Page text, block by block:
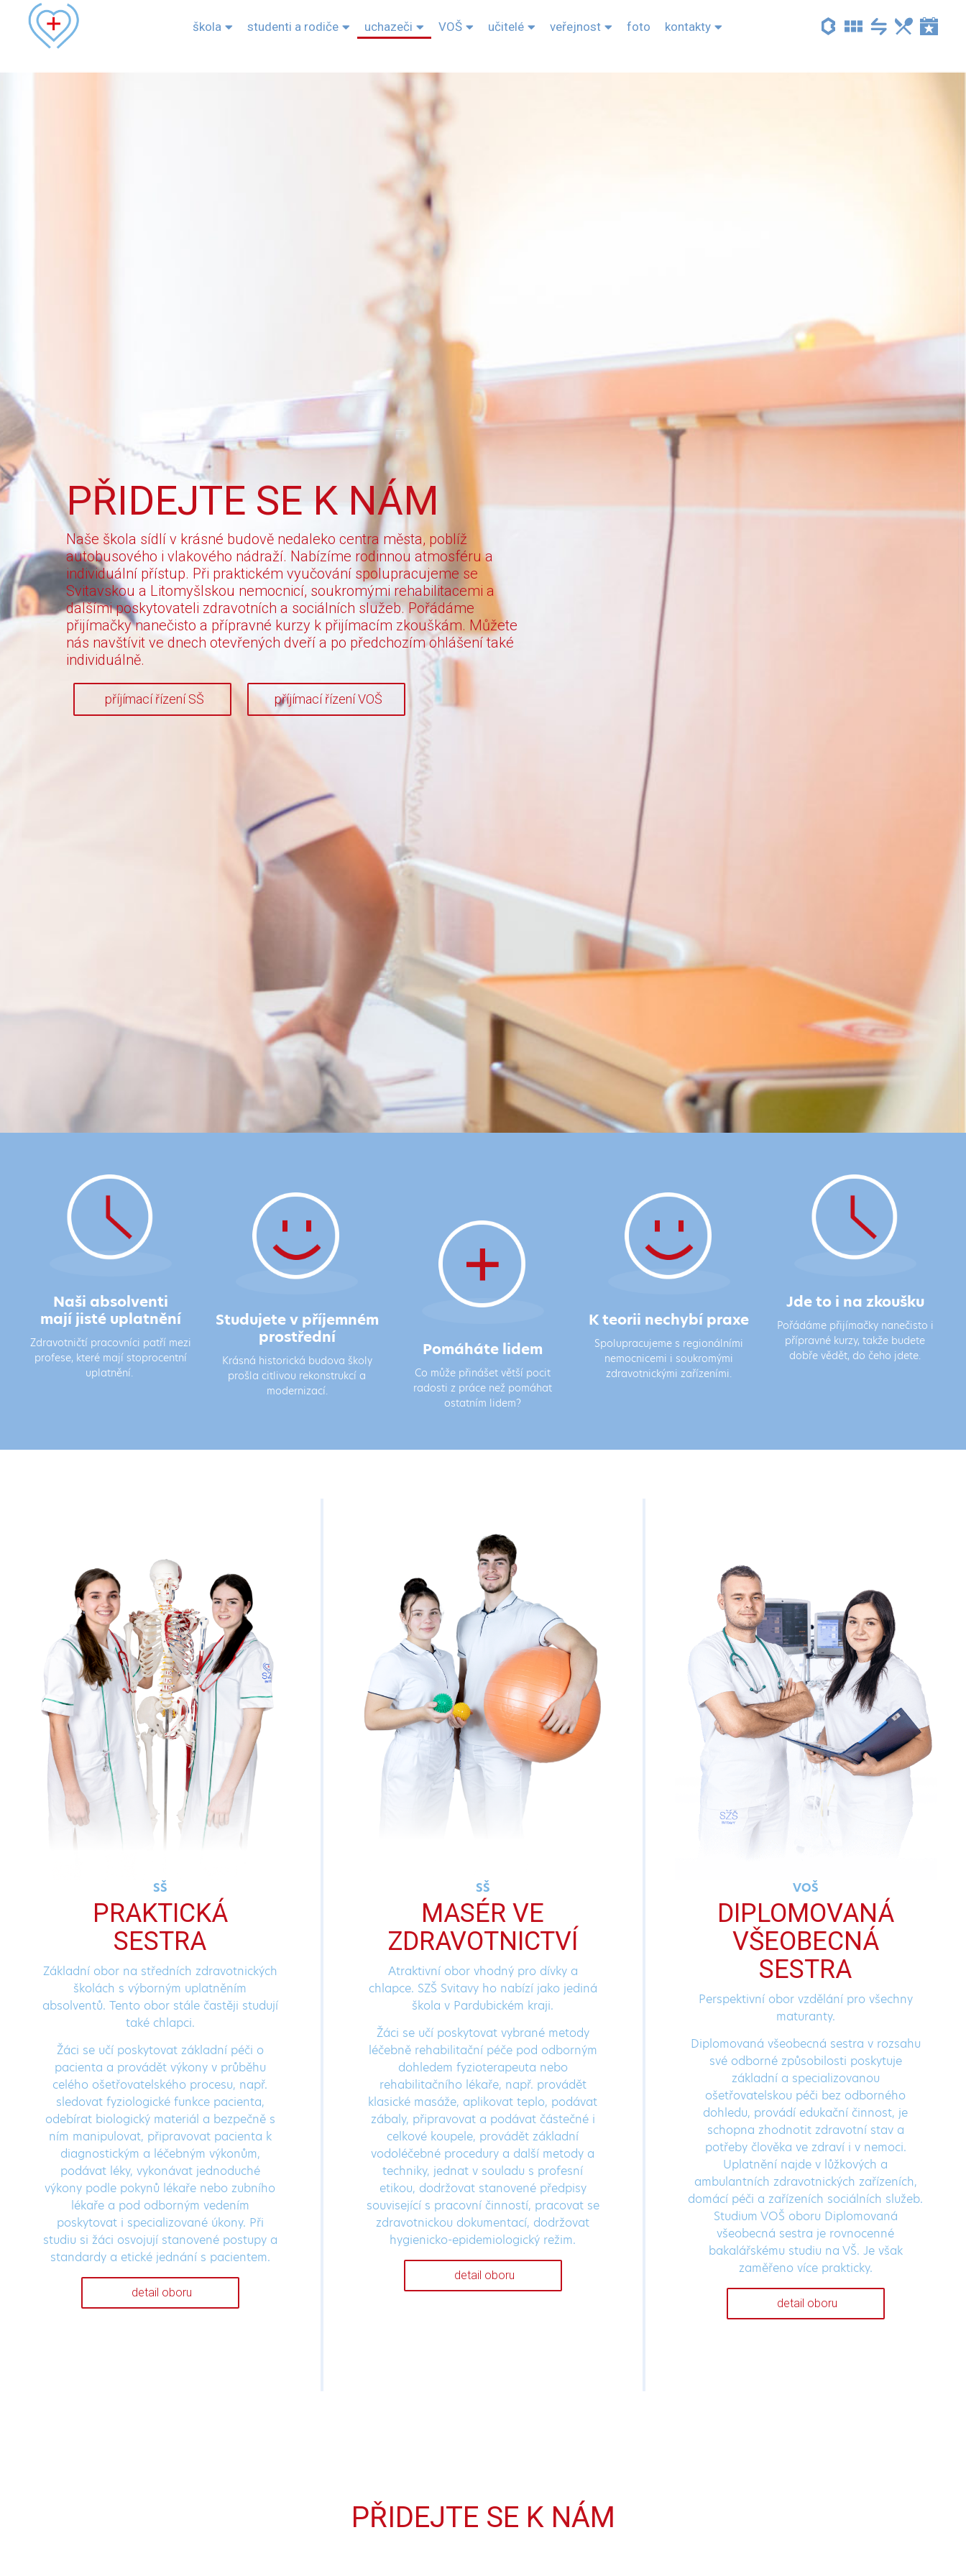
škola studenti a rodiče uchazeči VOŠ učitelé veřejnost foto kontakty
PŘIDEJTE SE K NÁM
Naše škola sídlí v krásné budově nedaleko centra města, poblíž
autobusového i vlakového nádraží. Nabízíme rodinnou atmosféru a
individuální přístup. Při praktickém vyučování spolupracujeme se
Svitavskou a Litomyšlskou nemocnicí, soukromými rehabilitacemi a
dalšími poskytovateli zdravotních a sociálních služeb. Pořádáme
přijímačky nanečisto a přípravné kurzy k přijímacím zkouškám. Můžete
nás navštívit ve dnech otevřených dveří a po předchozím ohlášení také
individuálně.
příjímací řízení SŠ příjímací řízení VOŠ
Naši absolventi
mají jisté uplatnění
Zdravotničtí pracovníci patří mezi
profese, které mají stoprocentní
uplatnění.
Studujete v příjemném
prostřední
Krásná historická budova školy
prošla citlivou rekonstrukcí a
modernizací.
Pomáháte lidem
Co může přinášet větší pocit
radosti z práce než pomáhat
ostatním lidem?
K teorii nechybí praxe
Spolupracujeme s regionálními
nemocnicemi i soukromými
zdravotnickými zařízeními.
Jde to i na zkoušku
Pořádáme přijímačky nanečisto i
přípravné kurzy, takže budete
dobře vědět, do čeho jdete.
SŠ
PRAKTICKÁ
SESTRA
Základní obor na středních zdravotnických
školách s výborným uplatněním
absolventů. Tento obor stále častěji studují
také chlapci.
Žáci se učí poskytovat základní péči o
pacienta a provádět výkony v průběhu
celého ošetřovatelského procesu, např.
sledovat fyziologické funkce pacienta,
odebírat biologický materiál a bezpečně s
ním manipulovat, připravovat pacienta k
diagnostickým a léčebným výkonům,
podávat léky, vykonávat jednoduché
výkony podle pokynů lékaře nebo zubního
lékaře a pod odborným vedením
poskytovat i specializované úkony. Při
studiu si žáci osvojují stanovené postupy a
standardy a etické jednání s pacientem.
detail oboru
SŠ
MASÉR VE
ZDRAVOTNICTVÍ
Atraktivní obor vhodný pro dívky a
chlapce. SZŠ Svitavy ho nabízí jako jediná
škola v Pardubickém kraji.
Žáci se učí poskytovat vybrané metody
léčebně rehabilitační péče pod odborným
dohledem fyzioterapeuta nebo
rehabilitačního lékaře, např. provádět
klasické masáže, aplikovat teplo, podávat
zábaly, připravovat a podávat částečné i
celkové koupele, provádět základní
vodoléčebné procedury a další metody a
techniky, jednat v souladu s profesní
etikou, dodržovat stanovené předpisy
související s pracovní činností, pracovat se
zdravotnickou dokumentací, dodržovat
hygienicko-epidemiologický režim.
detail oboru
VOŠ
DIPLOMOVANÁ
VŠEOBECNÁ
SESTRA
Perspektivní obor vzdělání pro všechny
maturanty.
Diplomovaná všeobecná sestra v rozsahu
své odborné způsobilosti poskytuje
základní a specializovanou
ošetřovatelskou péči bez odborného
dohledu, provádí edukační činnost, je
schopna zhodnotit zdravotní stav a
potřeby člověka ve zdraví i v nemoci.
Uplatnění najde v lůžkových a
ambulantních zdravotnických zařízeních,
domácí péči a zařízeních sociálních služeb.
Studium VOŠ oboru Diplomovaná
všeobecná sestra je rovnocenné
bakalářskému studiu na VŠ. Je však
zaměřeno více prakticky.
detail oboru
PŘIDEJTE SE K NÁM